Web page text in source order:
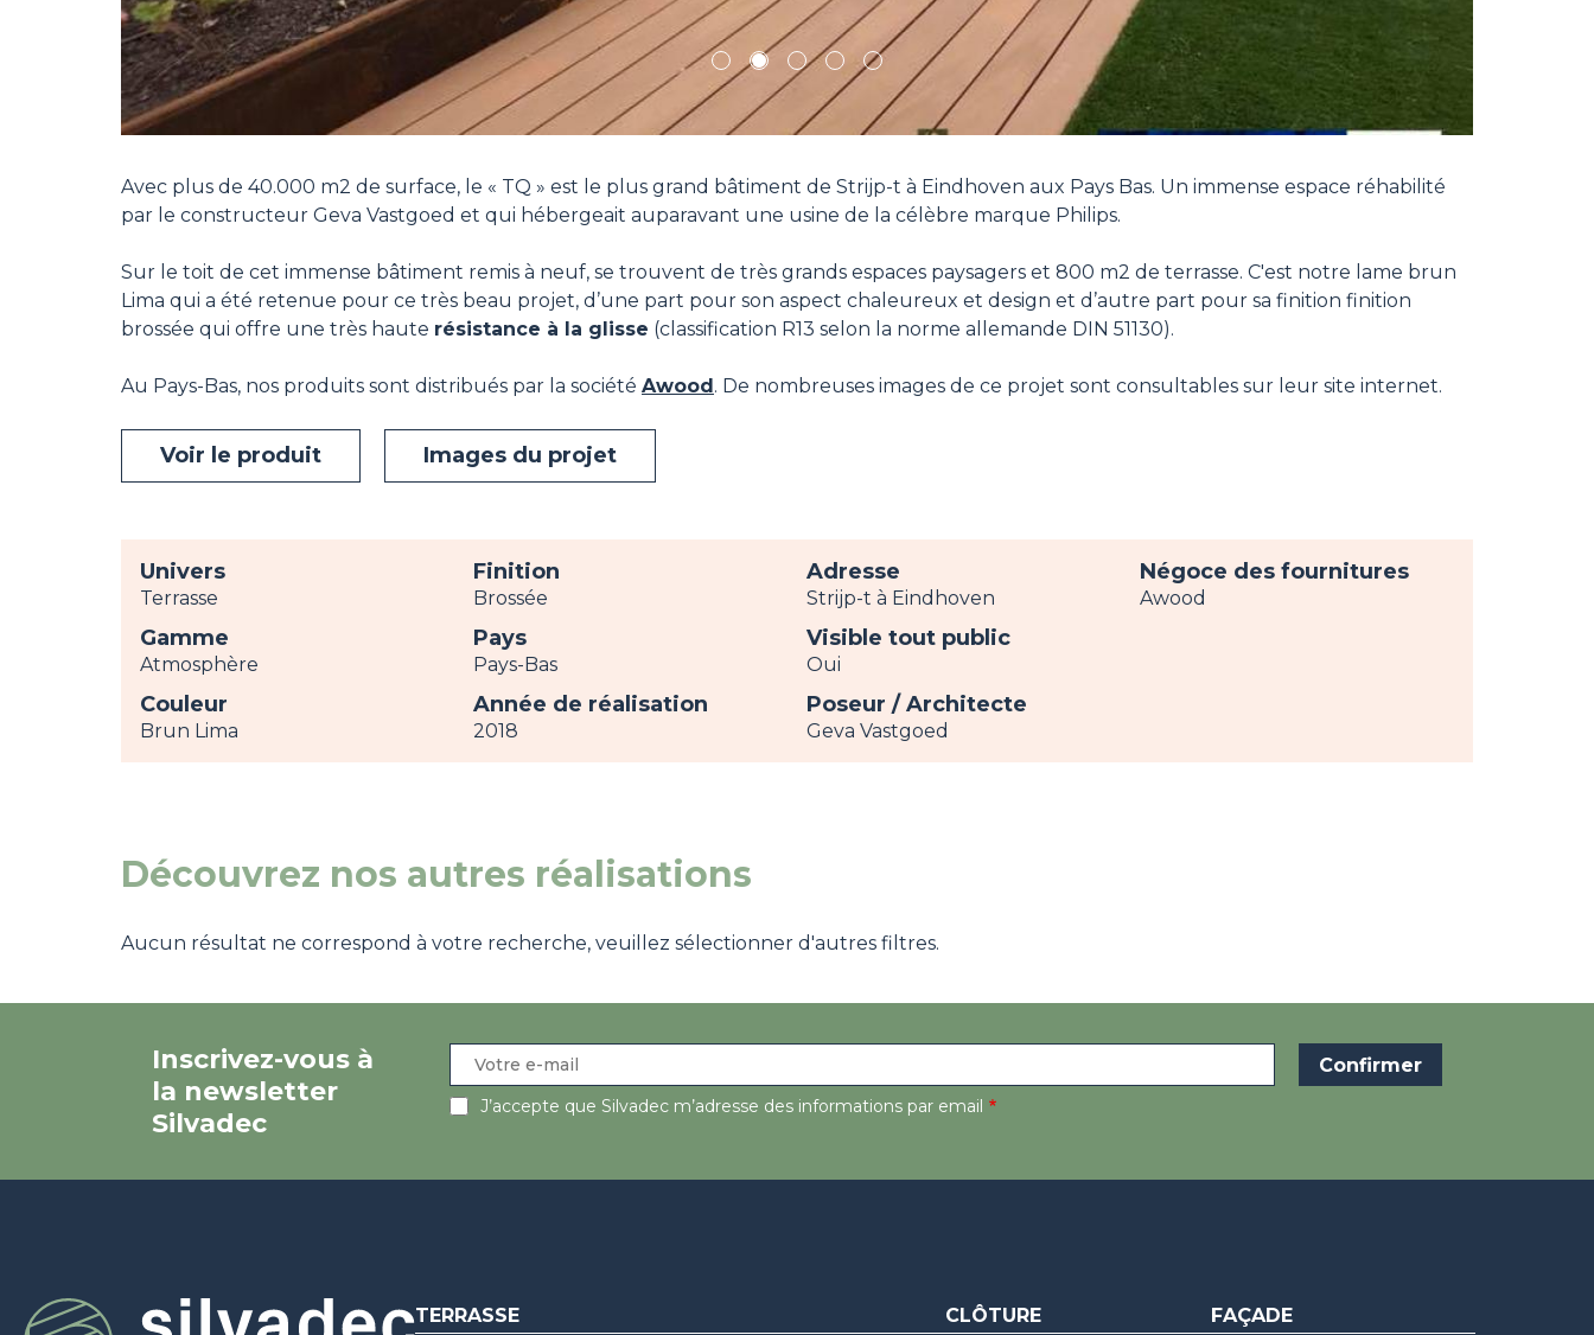
1 2 3 4 5
Avec plus de 40.000 m2 de surface, le « TQ » est le plus grand bâtiment de Strijp-t à Eindhoven aux Pays Bas. Un immense espace réhabilité
par le constructeur Geva Vastgoed et qui hébergeait auparavant une usine de la célèbre marque Philips.
Sur le toit de cet immense bâtiment remis à neuf, se trouvent de très grands espaces paysagers et 800 m2 de terrasse. C'est notre lame brun
Lima qui a été retenue pour ce très beau projet, d’une part pour son aspect chaleureux et design et d’autre part pour sa finition finition
brossée qui offre une très haute résistance à la glisse (classification R13 selon la norme allemande DIN 51130).
Au Pays-Bas, nos produits sont distribués par la société Awood . De nombreuses images de ce projet sont consultables sur leur site internet.
Voir le produit Images du projet
Univers
Terrasse
Gamme
Atmosphère
Couleur
Brun Lima
Finition
Brossée
Pays
Pays-Bas
Année de réalisation
2018
Adresse
Strijp-t à Eindhoven
Visible tout public
Oui
Poseur / Architecte
Geva Vastgoed
Négoce des fournitures
Awood
Découvrez nos autres réalisations
Aucun résultat ne correspond à votre recherche, veuillez sélectionner d'autres filtres.
Inscrivez-vous à
la newsletter
Silvadec
J’accepte que Silvadec m’adresse des informations par email
TERRASSE CLÔTURE FAÇADE